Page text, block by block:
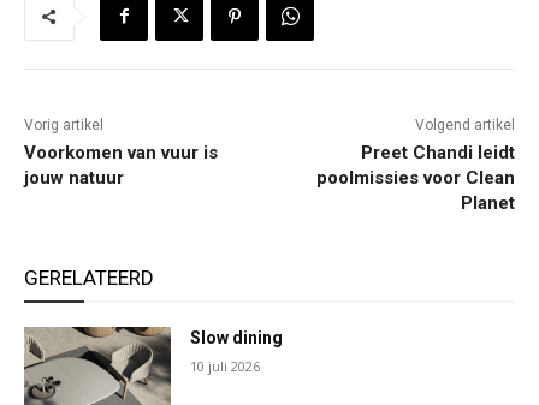
Vorig artikel
Voorkomen van vuur is
jouw natuur
Volgend artikel
Preet Chandi leidt
poolmissies voor Clean
Planet
GERELATEERD
Slow dining
10 juli 2026